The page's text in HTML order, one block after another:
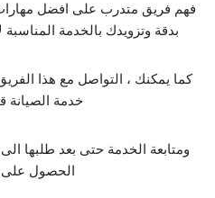
فهم فريق متدرب على افضل مهارات
بدقة وتزويدك بالخدمة
كما يمكنك ، التواصل مع هذا
خدمة الصيانة
ومتابعة الخدمة حتى بعد طلبها
الحصول على